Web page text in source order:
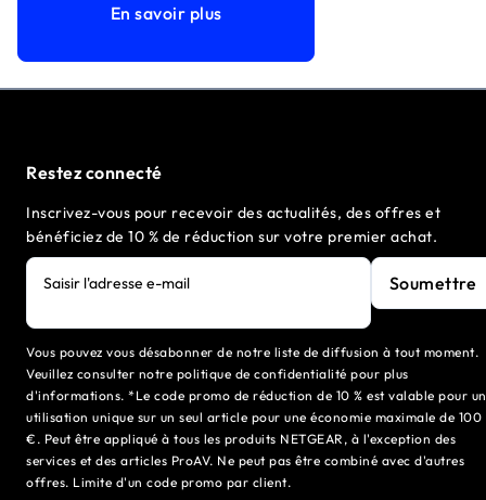
En savoir plus
Restez connecté
Inscrivez-vous pour recevoir des actualités, des offres et
bénéficiez de 10 % de réduction sur votre premier achat.
Saisir l'adresse e-mail Soumettre
Vous pouvez vous désabonner de notre liste de diffusion à tout moment.
Veuillez consulter notre politique de confidentialité pour plus
d'informations. *Le code promo de réduction de 10 % est valable pour
utilisation unique sur un seul article pour une économie maximale de 100
€. Peut être appliqué à tous les produits NETGEAR, à l'exception des
services et des articles ProAV. Ne peut pas être combiné avec d'autres
offres. Limite d'un code promo par client.